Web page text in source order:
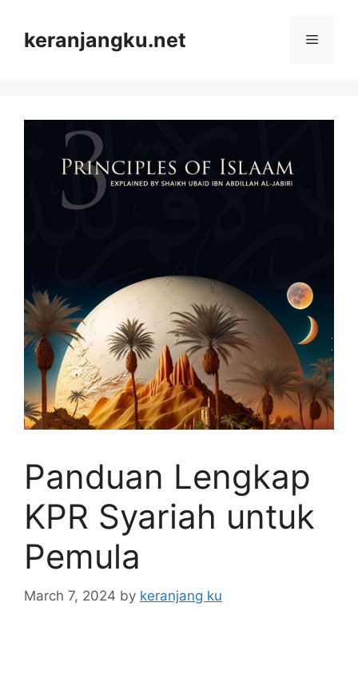
contentkeranjangku.net Menu
Panduan Lengkap
KPR Syariah untuk
Pemula
March 7, 2024 by keranjang ku